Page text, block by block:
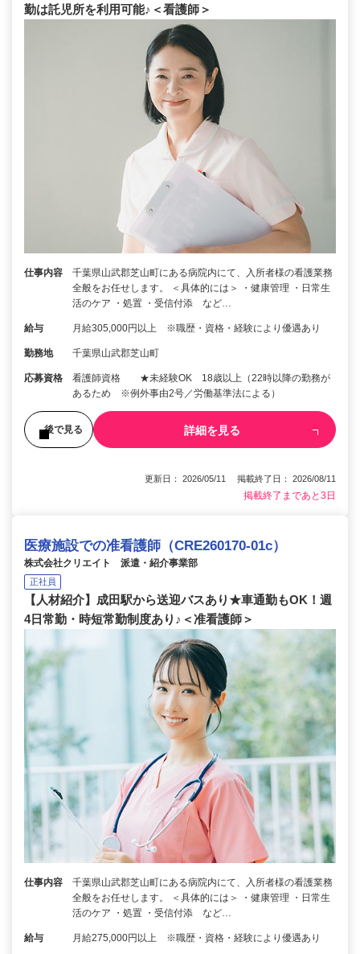
勤は託児所を利用可能♪＜看護師＞
仕事内容
千葉県山武郡芝山町にある病院内にて、入所者様の看護業務
全般をお任せします。 ＜具体的には＞ ・健康管理 ・日常生
活のケア ・処置 ・受信付添 など…
給与 月給305,000円以上 ※職歴・資格・経験により優遇あり
勤務地 千葉県山武郡芝山町
応募資格
看護師資格 ★未経験OK 18歳以上（22時以降の勤務が
あるため ※例外事由2号／労働基準法による）
後で見る 詳細を見る
更新日： 2026/05/11 掲載終了日： 2026/08/11
掲載終了まであと3日
医療施設での准看護師（CRE260170-01c）
株式会社クリエイト 派遣・紹介事業部
正社員
【人材紹介】成田駅から送迎バスあり★車通勤もOK！週
4日常勤・時短常勤制度あり♪＜准看護師＞
仕事内容
千葉県山武郡芝山町にある病院内にて、入所者様の看護業務
全般をお任せします。 ＜具体的には＞ ・健康管理 ・日常生
活のケア ・処置 ・受信付添 など…
給与 月給275,000円以上 ※職歴・資格・経験により優遇あり